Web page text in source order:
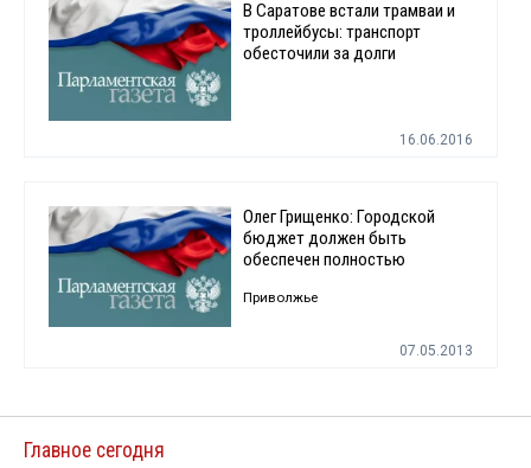
В Саратове встали трамваи и
троллейбусы: транспорт
обесточили за долги
16.06.2016
Олег Грищенко: Городской
бюджет должен быть
обеспечен полностью
Приволжье
07.05.2013
Главное сегодня